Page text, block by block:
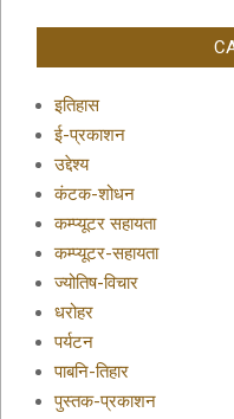
इतिहास
ई-प्रकाशन
उद्देश्य
कंटक-शोधन
कम्प्यूटर सहायता
कम्प्यूटर-सहायता
ज्योतिष-विचार
धरोहर
पर्यटन
पाबनि-तिहार
पुस्तक-प्रकाशन